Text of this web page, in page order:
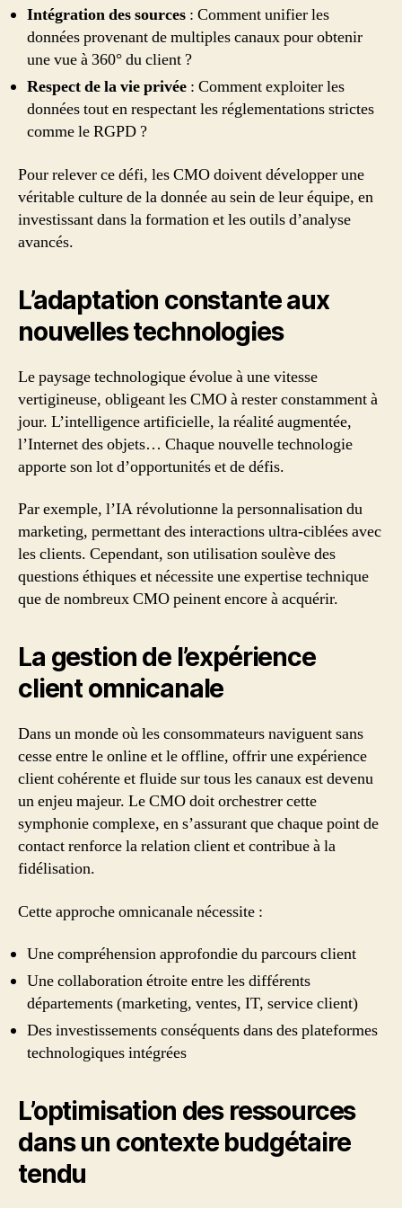
Intégration des sources : Comment unifier les
données provenant de multiples canaux pour obtenir
une vue à 360° du client ?
Respect de la vie privée : Comment exploiter les
données tout en respectant les réglementations strictes
comme le RGPD ?
Pour relever ce défi, les CMO doivent développer une
véritable culture de la donnée au sein de leur équipe, en
investissant dans la formation et les outils d’analyse
avancés.
L’adaptation constante aux
nouvelles technologies
Le paysage technologique évolue à une vitesse
vertigineuse, obligeant les CMO à rester constamment à
jour. L’intelligence artificielle, la réalité augmentée,
l’Internet des objets… Chaque nouvelle technologie
apporte son lot d’opportunités et de défis.
Par exemple, l’IA révolutionne la personnalisation du
marketing, permettant des interactions ultra-ciblées avec
les clients. Cependant, son utilisation soulève des
questions éthiques et nécessite une expertise technique
que de nombreux CMO peinent encore à acquérir.
La gestion de l’expérience
client omnicanale
Dans un monde où les consommateurs naviguent sans
cesse entre le online et le offline, offrir une expérience
client cohérente et fluide sur tous les canaux est devenu
un enjeu majeur. Le CMO doit orchestrer cette
symphonie complexe, en s’assurant que chaque point de
contact renforce la relation client et contribue à la
fidélisation.
Cette approche omnicanale nécessite :
Une compréhension approfondie du parcours client
Une collaboration étroite entre les différents
départements (marketing, ventes, IT, service client)
Des investissements conséquents dans des plateformes
technologiques intégrées
L’optimisation des ressources
dans un contexte budgétaire
tendu